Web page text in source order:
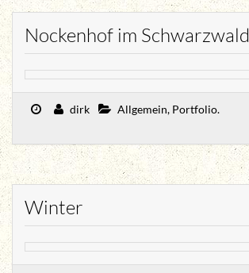
Nockenhof im Schwarzwald
dirk Allgemein, Portfolio.
Winter